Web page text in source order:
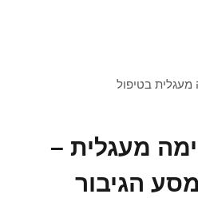
מעגלית –
הגיבור